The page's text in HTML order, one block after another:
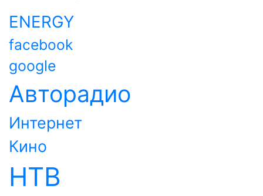
ENERGY
facebook
google
Авторадио
Интернет
Кино
НТВ